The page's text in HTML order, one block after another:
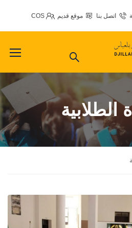
اتصل بنا موقع قديم COS
الطلابية